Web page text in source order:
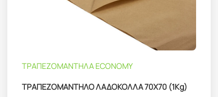
ΤΡΑΠΕΖΟΜΑΝΤΗΛΑ ΕCONOMY
ΤΡΑΠΕΖΟΜΑΝΤΗΛΟ ΛΑΔΟΚΟΛΛΑ 70Χ70 (1Kg)